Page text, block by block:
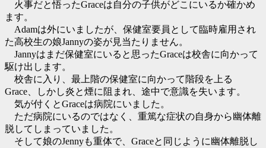
火事だと悟ったGraceは自分の子供がどこにいるか確かめ
ます。
Adamは外にいましたが、保健室要員として臨時雇用され
た高校生の娘Jannyの姿が見当たりません。
Jannyはまだ保健室にいると思ったGraceは校舎に向かって
駆け出します。
校舎に入り、最上階の保健室に向かって階段を上る
Grace、しかし炎と煙に阻まれ、途中で意識を失います。
気が付くとGraceは病院にいました。
ただ病院にいるのではなく、重篤な症状の自身から幽体離
脱してしまっていました。
そして娘のJennyも重体で、Graceと同じように幽体離脱し